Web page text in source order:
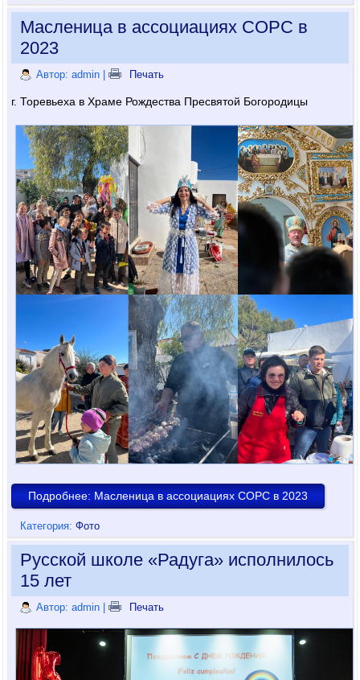
Масленица в ассоциациях СОРС в
2023
Автор: admin | Печать
г. Торевьеха в Храме Рождества Пресвятой Богородицы
Подробнее: Масленица в ассоциациях СОРС в 2023
Категория:Фото
Русской школе «Радуга» исполнилось
15 лет
Автор: admin | Печать